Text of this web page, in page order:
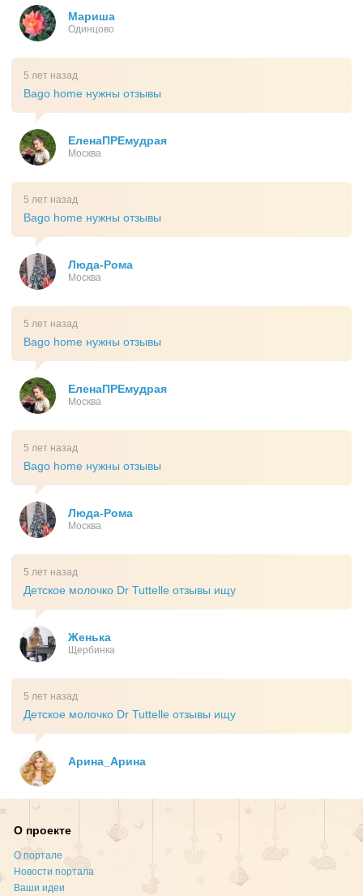
Мариша
Одинцово
5 лет назад
Bago home нужны отзывы
ЕленаПРЕмудрая
Москва
5 лет назад
Bago home нужны отзывы
Люда-Рома
Москва
5 лет назад
Bago home нужны отзывы
ЕленаПРЕмудрая
Москва
5 лет назад
Bago home нужны отзывы
Люда-Рома
Москва
5 лет назад
Детское молочко Dr Tuttelle отзывы ищу
Женька
Щербинка
5 лет назад
Детское молочко Dr Tuttelle отзывы ищу
Арина_Арина
О проекте
О портале
Новости портала
Ваши идеи